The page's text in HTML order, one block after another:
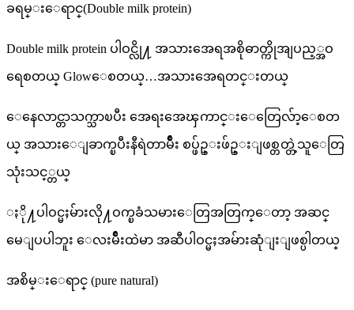
ခရမ္းေရာင္(Double milk protein)
Double milk protein ပါဝင္လို႔ အသားအေရအစိုဓာတ္ကိုအျပည့္အဝ
ရေစတယ္ Glowေစတယ္…အသားအေရတင္းတယ္
ေနေလာင္တာသက္သာၿပီး အေရးအေၾကာင္းေတြေလ်ာ့ေစတ
ယ္ အသားေျခာက္ၿပီးနီရဲတာမ်ိဳး စပ္ဖ်ဥ္းဖ်ဥ္းျဖစ္တတ္တဲ့သူေတြ
သုံးသင့္တယ္
ႏို႔ပါဝင္မႈမ်ားလို႔ဝက္ၿခံသမားေတြအတြက္ေတာ့ အဆင္
မေျပပါဘူး ေလးမ်ိဳးထဲမာ အဆီပါဝင္မႈအမ်ားဆုံျးျဖစ္ပါတယ္
အစိမ္းေရာင္ (pure natural)